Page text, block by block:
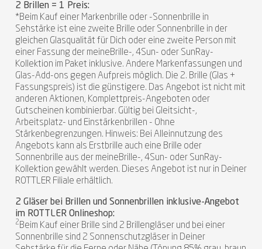
2 Brillen = 1 Preis:
*Beim Kauf einer Markenbrille oder -Sonnenbrille in
Sehstärke ist eine zweite Brille oder Sonnenbrille in der
gleichen Glasqualität für Dich oder eine zweite Person mit
einer Fassung der meineBrille-, 4Sun- oder SunRay-
Kollektion im Paket inklusive. Andere Markenfassungen und
Glas-Add-ons gegen Aufpreis möglich. Die 2. Brille (Glas +
Fassungspreis) ist die günstigere. Das Angebot ist nicht mit
anderen Aktionen, Komplettpreis-Angeboten oder
Gutscheinen kombinierbar. Gültig bei Gleitsicht-,
Arbeitsplatz- und Einstärkenbrillen - Ohne
Stärkenbegrenzungen. Hinweis: Bei Alleinnutzung des
Angebots kann als Erstbrille auch eine Brille oder
Sonnenbrille aus der meineBrille-, 4Sun- oder SunRay-
Kollektion gewählt werden. Dieses Angebot ist nur in Deiner
ROTTLER Filiale erhältlich.
2 Gläser bei Brillen und Sonnenbrillen inklusive-Angebot
im ROTTLER Onlineshop:
2 Beim Kauf einer Brille sind 2 Brillengläser und bei einer
Sonnenbrille sind 2 Sonnenschutzgläser in Deiner